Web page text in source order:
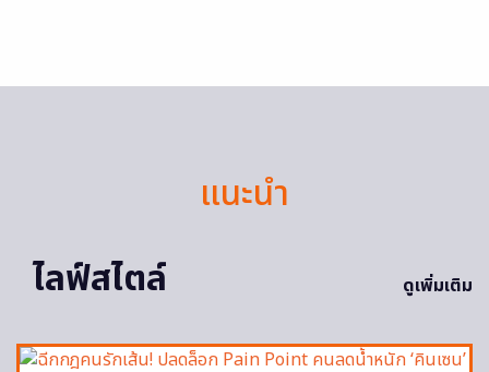
แนะนำ
ไลฟ์สไตล์
ดูเพิ่มเติม